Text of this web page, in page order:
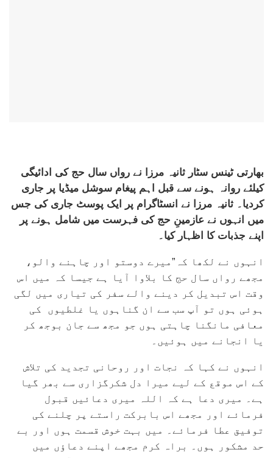
بھارتی ٹینس سٹار ثانیہ مرزا نے رواں سال حج کی ادائیگی
کیلئے روانہ ہونے سے قبل اہم پیغام سوشل میڈیا پر جاری
کردیا۔ ثانیہ مرزا نے انسٹاگرام پر ایک پوسٹ جاری کی جس
میں انہوں نے عازمینِ حج کی فہرست میں شامل ہونے پر
اپنے جذبات کا اظہار کیا۔
انہوں نے لکھا کہ”میرے دوستو اور چاہنے والو،
مجھے رواں سال حج کا بلاوا آیا ہے جیسا کہ میں اس
وقت اس تبدیل کر دینے والے سفر کی تیاری میں لگی
ہوئی ہوں تو آپ سب سے ان گناہوں یا غلطیوں کی
معافی مانگنا چاہتی ہوں جو مجھ سے جان بوجھ کر
یا انجانے میں ہوئیں۔
انہوں نے کہا کہ نجات اور روحانی تجدید کی تلاش
کے اس موقع کے لیے میرا دل شکرگزاری سے بھر گیا
ہے۔ میری دعا ہے کہ اللہ میری دعائیں قبول
فرمائے اور مجھے اس بابرکت راستے پر چلنے کی
توفیق عطا فرمائے۔ میں بہت خوش قسمت ہوں اور بے
حد مشکور ہوں۔ براہ کرم مجھے اپنے دعاؤں میں